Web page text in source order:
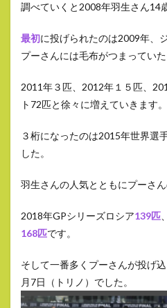
調べていくと2008年羽生さん14
最初に投げられたのは2009年、
プーさんには毛布がつまっていた
2011年３匹、2012年１５匹、
ト72匹と徐々に増えていきます。
３桁になったのは2015年世界選
した。
羽生さんの人気とともにプーさ
2018年GPシリーズロシア139匹
168匹です。
そして一番多くプーさんが投げ
月7日（トリノ）でした。